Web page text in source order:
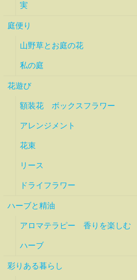
実
庭便り
山野草とお庭の花
私の庭
花遊び
額装花 ボックスフラワー
アレンジメント
花束
リース
ドライフラワー
ハーブと精油
アロマテラピー 香りを楽しむ
ハーブ
彩りある暮らし